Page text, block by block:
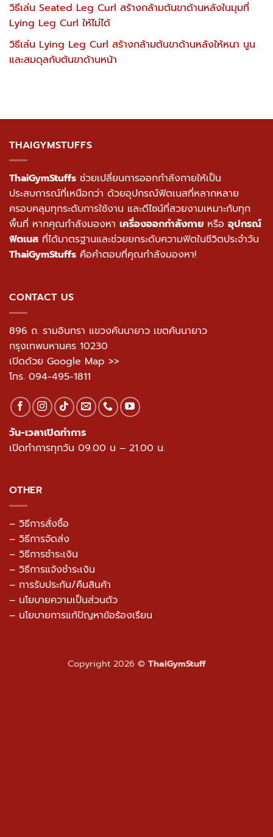
วิธีเล่น Seated Leg Curl สร้างกล้ามต้นขาด้านหลังในมุมที่
Lying Leg Curl ให้ไม่ได้
วิธีเล่น Lying Leg Curl สร้างกล้ามต้นขาด้านหลังให้หนา นูน
และสมดุลกับต้นขาด้านหน้า
THAIGYMSTUFFS
ThaiGymStuffs ช่วยเปลี่ยนการออกกำลังกายให้เป็น
ประสบการณ์ที่เหนือกว่า ด้วยอุปกรณ์ฟิตเนสที่หลากหลาย
ครอบคลุมทุกระดับการใช้งาน และดีไซน์ที่สวยงามเหมาะกับทุก
พื้นที่ หากคุณกำลังมองหา เครื่องออกกำลังกาย หรือ อุปกรณ์
ฟิตเนส ที่ได้มาตรฐานและช่วยยกระดับความฟิตในชีวิตประจำวัน
ThaiGymStuffs คือคำตอบที่คุณกำลังมองหา!
CONTACT US
896 ถ. รามอินทรา แขวงคันนายาว เขตคันนายาว
กรุงเทพมหานคร 10230
เปิดด้วย Google Map >>
โทร. 094-495-1811
วัน-เวลาเปิดทำการ
เปิดทำการทุกวัน 09.00 น – 21.00 น.
OTHER
– วิธีการสั่งซื้อ
– วิธีการจัดส่ง
– วิธีการชำระเงิน
– วิธีการแจ้งชำระเงิน
– การรับประกัน/คืนสินค้า
– นโยบายความเป็นส่วนตัว
– นโยบายการแก้ปัญหาข้อร้องเรียน
Copyright 2026 © ThaiGymStuff